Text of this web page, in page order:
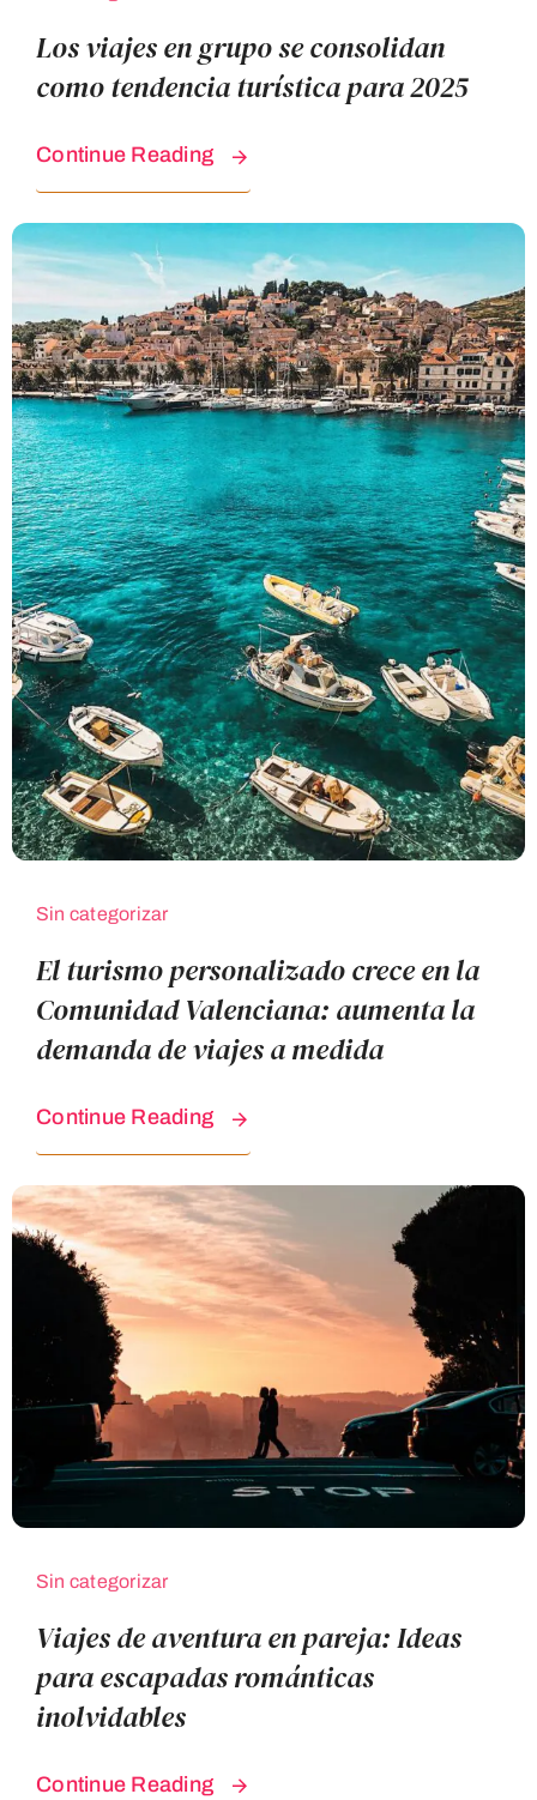
Los viajes en grupo se consolidan
como tendencia turística para 2025
Continue Reading
Sin categorizar
El turismo personalizado crece en la
Comunidad Valenciana: aumenta la
demanda de viajes a medida
Continue Reading
Sin categorizar
Viajes de aventura en pareja: Ideas
para escapadas románticas
inolvidables
Continue Reading